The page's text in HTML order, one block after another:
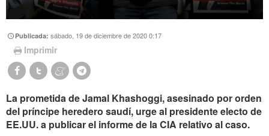
Publicada:sábado, 19 de diciembre de 2020 0:17
Imprimir
La prometida de Jamal Khashoggi, asesinado por orden
del príncipe heredero saudí, urge al presidente electo de
EE.UU. a publicar el informe de la CIA relativo al caso.